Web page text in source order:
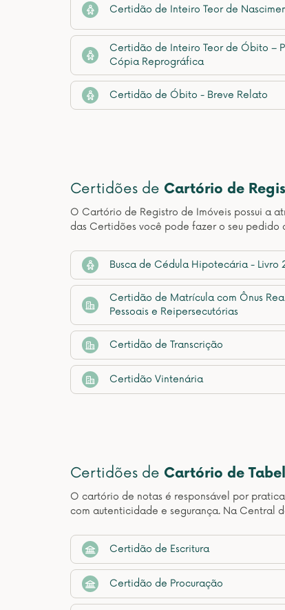
Certidão de Inteiro Teor de
Certidão de Inteiro Teor de Óbito –
Cópia Reprográfica
Certidão de Óbito - Breve Relato
Certidões de Cartório de
O Cartório de Registro de Imóveis possui a
das Certidões você pode fazer o seu pedido
Busca de Cédula Hipotecária - Livro
Certidão de Matrícula com Ônus
Pessoais e Reipersecutórias
Certidão de Transcrição
Certidão Vintenária
Certidões de Cartório de
O cartório de notas é responsável por
com autenticidade e segurança. Na Central
Certidão de Escritura
Certidão de Procuração